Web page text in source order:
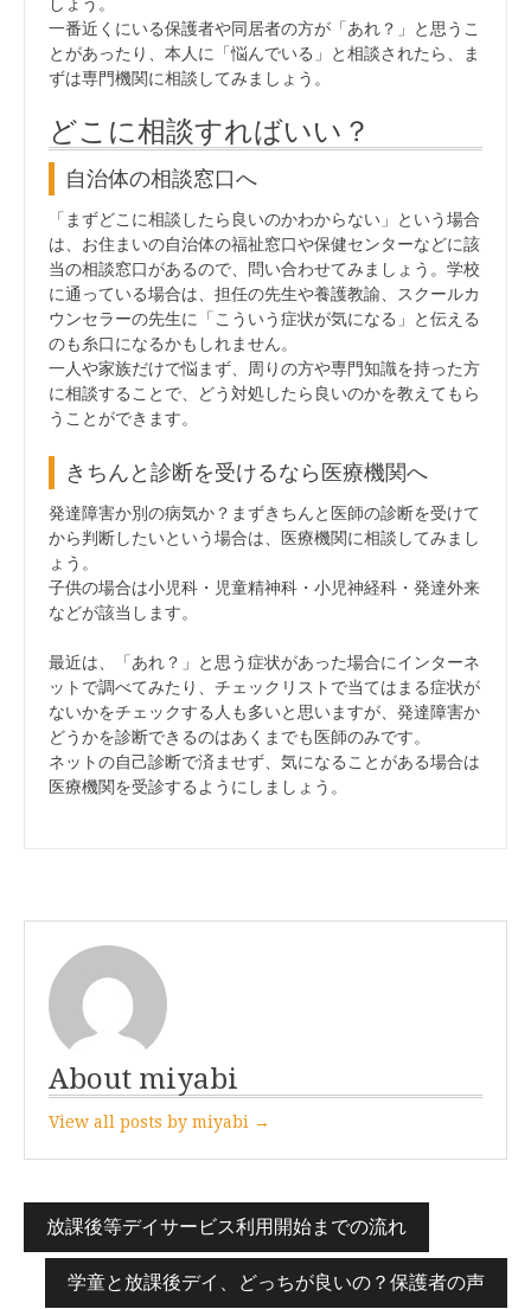
一番近くにいる保護者や同居者の方が「あれ？」と思うこ
とがあったり、本人に「悩んでいる」と相談されたら、ま
ずは専門機関に相談してみましょう。
どこに相談すればいい？
自治体の相談窓口へ
「まずどこに相談したら良いのかわからない」という場合
は、お住まいの自治体の福祉窓口や保健センターなどに該
当の相談窓口があるので、問い合わせてみましょう。学校
に通っている場合は、担任の先生や養護教諭、スクールカ
ウンセラーの先生に「こういう症状が気になる」と伝える
のも糸口になるかもしれません。
一人や家族だけで悩まず、周りの方や専門知識を持った方
に相談することで、どう対処したら良いのかを教えてもら
うことができます。
きちんと診断を受けるなら医療機関へ
発達障害か別の病気か？まずきちんと医師の診断を受けて
から判断したいという場合は、医療機関に相談してみまし
ょう。
子供の場合は小児科・児童精神科・小児神経科・発達外来
などが該当します。
最近は、「あれ？」と思う症状があった場合にインターネ
ットで調べてみたり、チェックリストで当てはまる症状が
ないかをチェックする人も多いと思いますが、発達障害か
どうかを診断できるのはあくまでも医師のみです。
ネットの自己診断で済ませず、気になることがある場合は
医療機関を受診するようにしましょう。
About miyabi
View all posts by miyabi →
投放課後等デイサービス利用開始までの流れ
学童と放課後デイ、どっちが良いの？保護者の声